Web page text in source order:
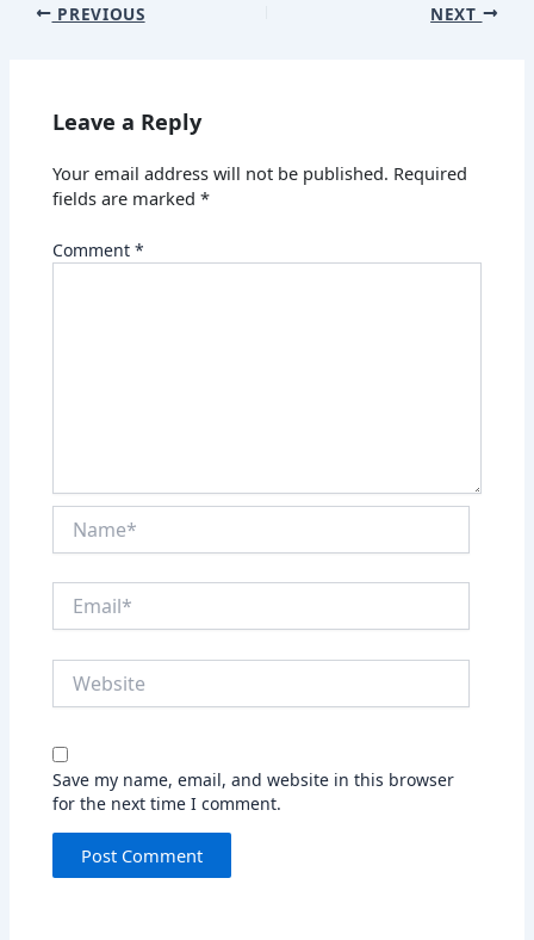
PREVIOUS NEXT
Leave a Reply
Your email address will not be published. Required
fields are marked*
Comment*
Save my name, email, and website in this browser
for the next time I comment.